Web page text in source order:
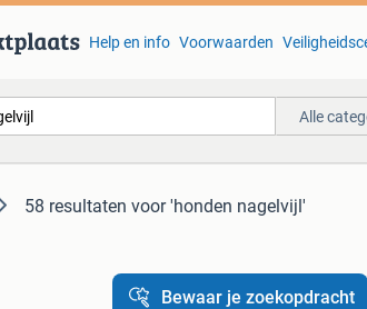
Help en info Voorwaarden
Alle
58 resultaten voor 'honden nagelvijl'
Bewaar je zoekopdracht